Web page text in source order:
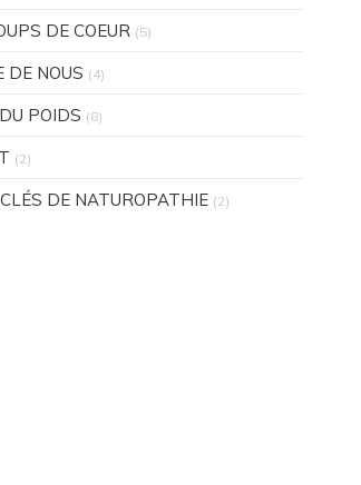
DE COEUR (5)
DE NOUS (4)
POIDS (8)
(2)
DE NATUROPATHIE (2)